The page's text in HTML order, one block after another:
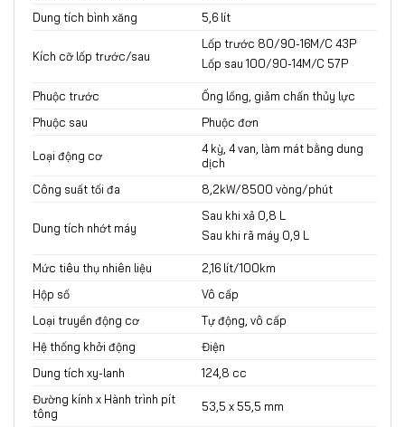
Dung tích bình xăng
5,6 lít
Kích cỡ lốp trước/sau
Lốp trước 80/90-16M/C 43P
Lốp sau 100/90-14M/C 57P
Phuộc trước
Ống lồng, giảm chấn thủy lực
Phuộc sau
Phuộc đơn
Loại động cơ
4 kỳ, 4 van, làm mát bằng dung
dịch
Công suất tối đa
8,2kW/8500 vòng/phút
Dung tích nhớt máy
Sau khi xả 0,8 L
Sau khi rã máy 0,9 L
Mức tiêu thụ nhiên liệu
2,16 lít/100km
Hộp số
Vô cấp
Loại truyền động cơ
Tự động, vô cấp
Hệ thống khởi động
Điện
Dung tích xy-lanh
124,8 cc
Đường kính x Hành trình pít
tông
53,5 x 55,5 mm